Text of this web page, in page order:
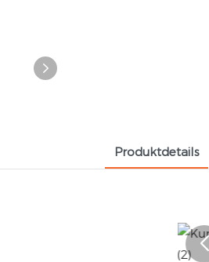
Produktdetails